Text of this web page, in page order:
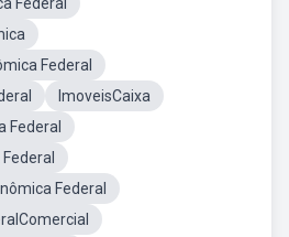
Federal
ImoveisCaixa
Federal
Federal